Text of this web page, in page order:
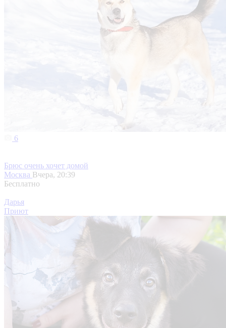
6
Брюс очень хочет домой
Москва Вчера, 20:39
Бесплатно
Дарья
Приют